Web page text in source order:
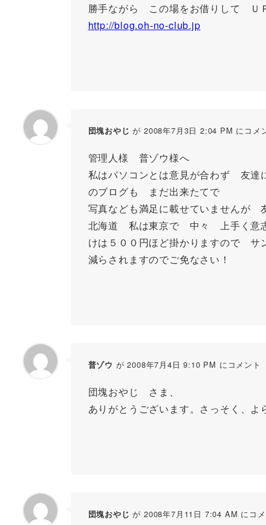
勝手ながら この場をお借りして Ｕ
http://blog.oh-no-club.jp
団塊おやじ が 2008年7月3日 2:04 PM にコメ
管理人様 普ゾウ様へ
私はパソコンとは意見が合わず 友
のブログも まだ出来たてで
写真なども満足に載せていませんが
北海道 私は東京で 中々 上手く意
けは５００円ほど掛かりますので
減らされますのでご免なさい！
普ゾウ が 2008年7月4日 9:10 PM にコメント
団塊おやじ さま、
ありがとうございます。さっそく、よ
団塊おやじ が 2008年7月11日 7:04 AM にコメ